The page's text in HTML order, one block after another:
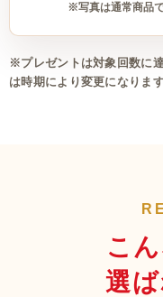
※写真は通常商品
※プレゼントは対象回数に
は時期により変更になります
こ
選